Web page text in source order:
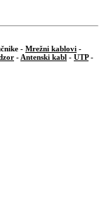
- Mrežni kablovi -
- Antenski kabl - UTP-